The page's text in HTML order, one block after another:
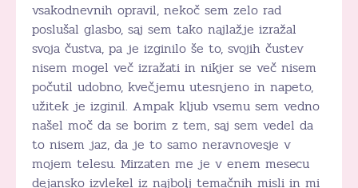
vsakodnevnih opravil, nekoč sem zelo rad
poslušal glasbo, saj sem tako najlažje izražal
svoja čustva, pa je izginilo še to, svojih čustev
nisem mogel več izražati in nikjer se več nisem
počutil udobno, kvečjemu utesnjeno in napeto,
užitek je izginil. Ampak kljub vsemu sem vedno
našel moč da se borim z tem, saj sem vedel da
to nisem jaz, da je to samo neravnovesje v
mojem telesu. Mirzaten me je v enem mesecu
dejansko izvlekel iz najbolj temačnih misli in mi